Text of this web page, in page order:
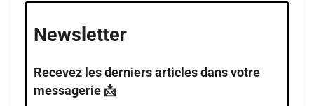
Newsletter
Recevez les derniers articles dans votre
messagerie 📩